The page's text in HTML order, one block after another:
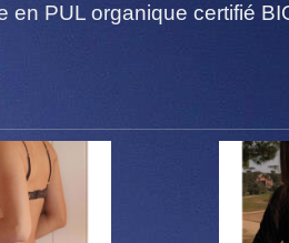
en PUL organique certifié